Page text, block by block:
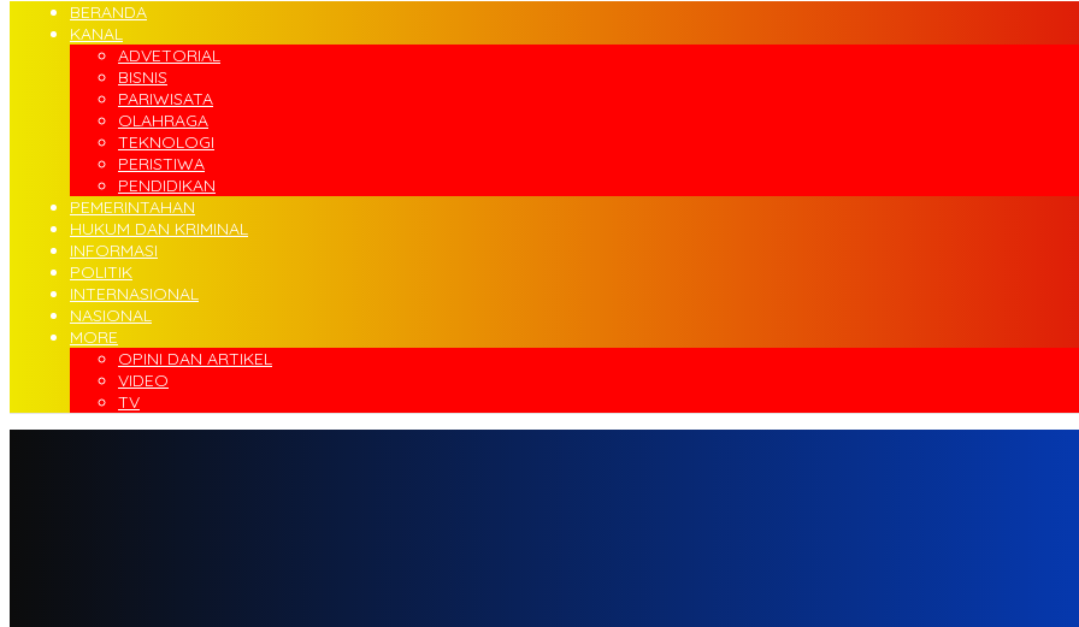
BERANDA
KANAL
ADVETORIAL
BISNIS
PARIWISATA
OLAHRAGA
TEKNOLOGI
PERISTIWA
PENDIDIKAN
PEMERINTAHAN
HUKUM DAN KRIMINAL
INFORMASI
POLITIK
INTERNASIONAL
NASIONAL
MORE
OPINI DAN ARTIKEL
VIDEO
TV